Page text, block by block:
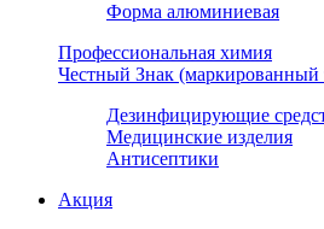
Форма алюминиевая
Профессиональная химия
Честный Знак (маркированный
Дезинфицирующие
Медицинские изделия
Антисептики
Акция